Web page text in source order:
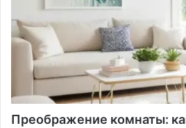
Преображение комнаты: